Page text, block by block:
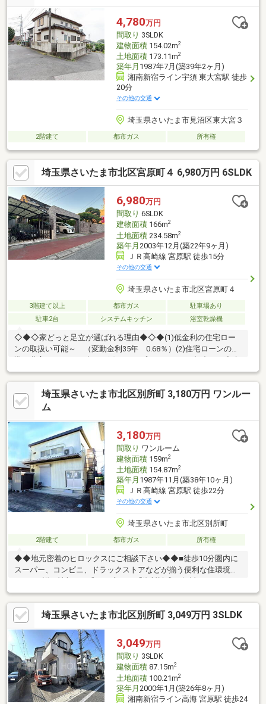
ーン、お住み替えのご相談もお気軽に！予約なしのご来店・お電
話での対応も承っております。4,780万円
間取り 3SLDK
建物面積154.02m2
土地面積173.11m2
築年月 1987年7月(築39年2ヶ月)
湘南新宿ライン宇須 東大宮駅 徒歩
20分
その他の交通
埼玉県さいたま市見沼区東大宮３
2階建て 都市ガス 所有権
埼玉県さいたま市北区宮原町４ 6,980万円 6SLDK
6,980万円
間取り 6SLDK
建物面積166m2
土地面積234.58m2
築年月 2003年12月(築22年9ヶ月)
ＪＲ高崎線 宮原駅 徒歩15分
その他の交通
埼玉県さいたま市北区宮原町４
3階建て以上 都市ガス
駐車場あり
駐車2台
システムキッチン 浴室乾燥機
◇◆◇家どっと足立が選ばれる理由◆◇◆(1)低金利の住宅ロー
ンの取扱い可能～ （変動金利35年 0.68％）(2)住宅ローンの知
る～（無料）～【今のお客様のご状況をお聞かせください】～◆
毎月支払う住居費って自分達はいくらなら大丈夫かな。◆歳を重
ねてもずっと安心して暮らせる場所がいい！◆購入はしたいけ
ど、手続きとか税金とか色々心配。期待も大きい反面、悩みや不
きた数が多い私達だから解決出来る問題があります。
埼玉県さいたま市北区別所町 3,180万円 ワンルー
ム
3,180万円
間取り ワンルーム
建物面積159m2
土地面積154.87m2
築年月 1987年11月(築38年10ヶ月)
ＪＲ高崎線 宮原駅 徒歩22分
その他の交通
埼玉県さいたま市北区別所町
2階建て 都市ガス 所有権
◆◆地元密着のヒロックスにご相談下さい◆◆■徒歩10分圏内に
スーパー、コンビニ、ドラックストアなどが揃う便利な住環境で
ック！！■通話料無料０８００－６０３－２１６３までお問い合
わせください！掲載しきれなかったその他の情報をお伝えしま
す！！
埼玉県さいたま市北区別所町 3,049万円 3SLDK
3,049万円
間取り 3SLDK
建物面積87.15m2
土地面積100.21m2
築年月 2000年1月(築26年8ヶ月)
湘南新宿ライン高海 宮原駅 徒歩24